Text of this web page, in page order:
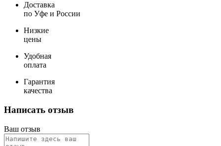
Доставка
по Уфе и России
Низкие
цены
Удобная
оплата
Гарантия
качества
Написать отзыв
Ваш отзыв